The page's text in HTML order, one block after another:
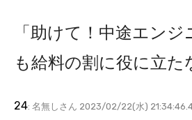
「助けて！中途エン
も給料の割に役に立た
24: 名無しさん 2023/02/22(水)